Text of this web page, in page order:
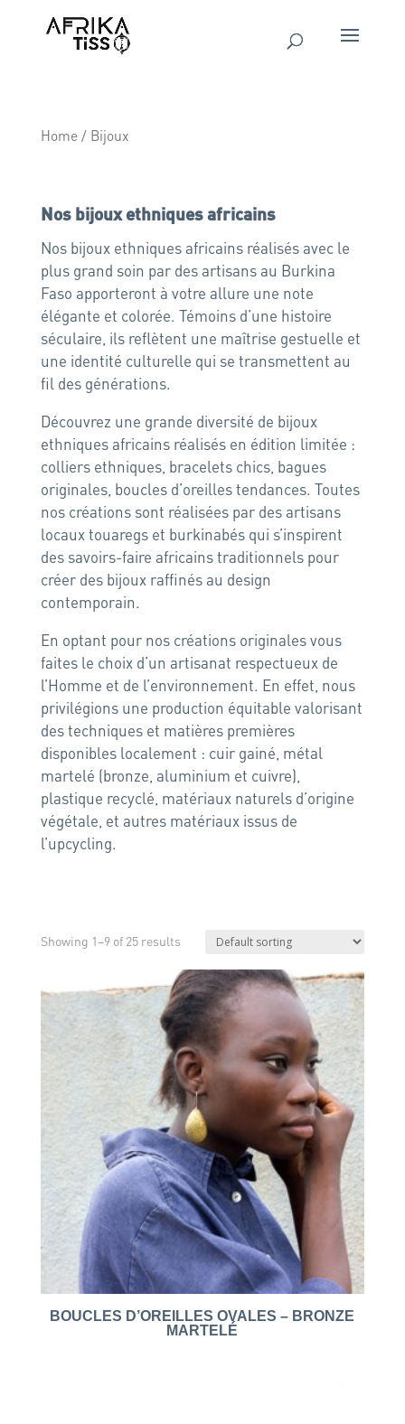
Home/ Bijoux
Nos bijoux ethniques africains
Nos bijoux ethniques africains réalisés avec le
plus grand soin par des artisans au Burkina
Faso apporteront à votre allure une note
élégante et colorée. Témoins d’une histoire
séculaire, ils reflètent une maîtrise gestuelle et
une identité culturelle qui se transmettent au
fil des générations.
Découvrez une grande diversité de bijoux
ethniques africains réalisés en édition limitée :
colliers ethniques, bracelets chics, bagues
originales, boucles d’oreilles tendances. Toutes
nos créations sont réalisées par des artisans
locaux touaregs et burkinabés qui s’inspirent
des savoirs-faire africains traditionnels pour
créer des bijoux raffinés au design
contemporain.
En optant pour nos créations originales vous
faites le choix d’un artisanat respectueux de
l’Homme et de l’environnement. En effet, nous
privilégions une production équitable valorisant
des techniques et matières premières
disponibles localement : cuir gainé, métal
martelé (bronze, aluminium et cuivre),
plastique recyclé, matériaux naturels d’origine
végétale, et autres matériaux issus de
l’upcycling.
Showing 1–9 of 25 results
BOUCLES D’OREILLES OVALES – BRONZE
MARTELÉ